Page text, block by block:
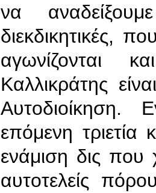
να
διεκδικητικές,
αγωνίζονται
Καλλικράτης
επόμενη
ενάμιση δις που
αυτοτελείς